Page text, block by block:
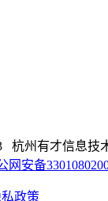
杭州有才信息
网安备
私政策